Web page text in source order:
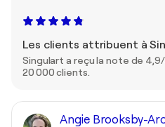
Les clients attribuent à
Singulart a reçu la note de
20 000 clients.
Angie Brooksby-